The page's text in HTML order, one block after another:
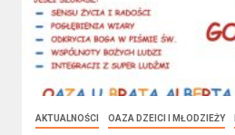
AKTUALNOŚCI OAZA DZEICI I MŁODZIEŻY